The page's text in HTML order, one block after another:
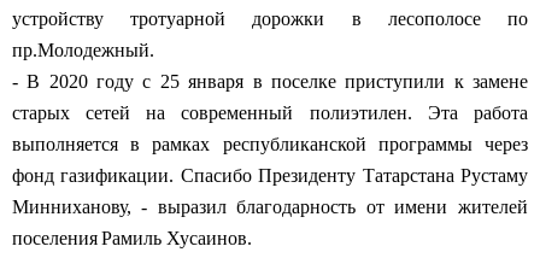
устройству тротуарной дорожки в лесополосе по
пр.Молодежный.
- В 2020 году с 25 января в поселке приступили к замене
старых сетей на современный полиэтилен. Эта работа
выполняется в рамках республиканской программы через
фонд газификации. Спасибо Президенту Татарстана Рустаму
Минниханову, - выразил благодарность от имени жителей
поселенияРамиль Хусаинов.